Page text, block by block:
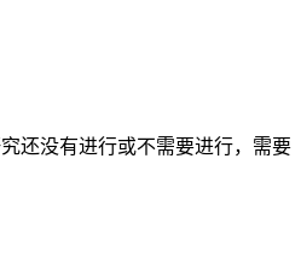
还没有进行或不需要进行，需要